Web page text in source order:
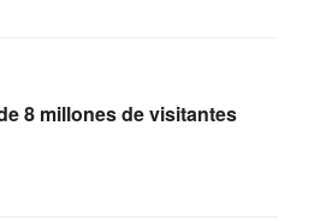
8 millones de visitantes